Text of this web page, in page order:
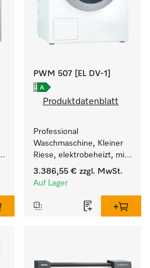
PWM 507 [EL DV-1]
Produktdatenblatt
Professional
Waschmaschine, Kleiner
Riese, elektrobeheizt, mit
Ablaufventil und
zielgruppenspezifischen
Leistung 7 kg  in 49 min .
3.386,55 € zzgl. MwSt.
Auf Lager